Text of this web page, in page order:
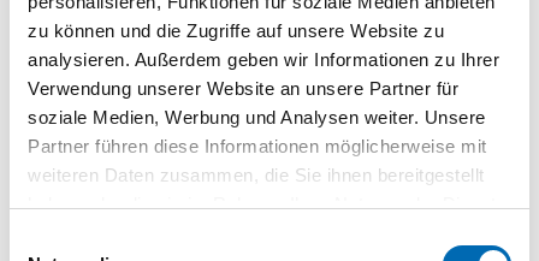
zu können und die Zugriffe auf unsere Website zu
analysieren. Außerdem geben wir Informationen zu Ihrer
Verwendung unserer Website an unsere Partner für
soziale Medien, Werbung und Analysen weiter. Unsere
Partner führen diese Informationen möglicherweise mit
weiteren Daten zusammen, die Sie ihnen bereitgestellt
haben oder die sie im Rahmen Ihrer Nutzung der Dienste
Bohr- und Einpressautomat in kompakter Bauweise
Pneumatischer Hub
Bohrgetriebe mit 6 Bohrspindeln
Anschlaglineal mit Arbeitstisch
Niederhalter
Schwenkbügel
Fußschalter
2 Pendelanschläge
Zubehör, Einpressmatrizen, Bohrer bitte separat bestellen